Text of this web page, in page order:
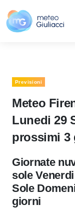
Previsioni
Meteo
Lunedi 29
prossimi 3
Giornate
sole
Sole
giorni